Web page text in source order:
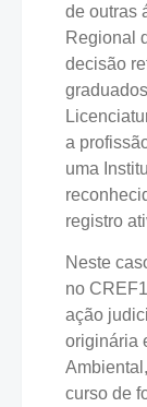
de outras
Regional
decisão
a
uma
registro
Neste
no
ação
originária
curso de